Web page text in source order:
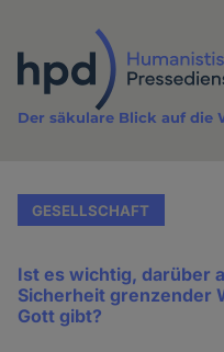
Inhalt
Der säkulare Blick auf die
GESELLSCHAFT
Ist es wichtig, darüber
Sicherheit grenzender
Gott gibt?